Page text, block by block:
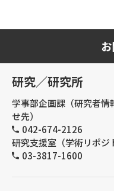
研究／研究所
学事部企画課（研究者情
せ先）
042-674-2126
研究支援室（学術リポジ
03-3817-1600